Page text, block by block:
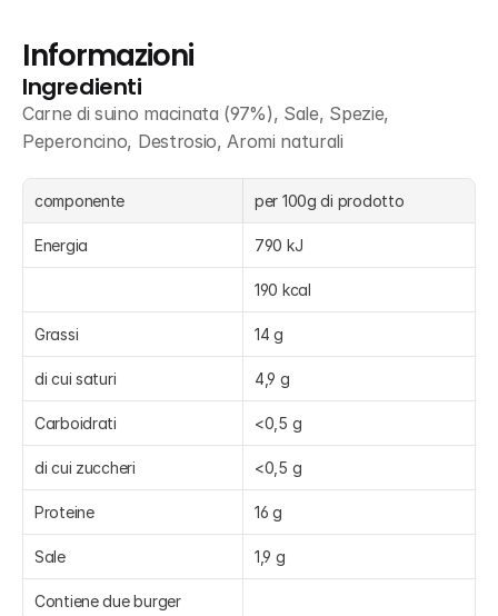
Informazioni
Ingredienti
Carne di suino macinata (97%), Sale, Spezie,
Peperoncino, Destrosio, Aromi naturali
componente per 100g di prodotto
Energia 790 kJ
190 kcal
Grassi 14 g
di cui saturi 4,9 g
Carboidrati <0,5 g
di cui zuccheri <0,5 g
Proteine 16 g
Sale 1,9 g
Contiene due burger